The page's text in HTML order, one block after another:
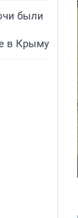
были
в Крыму